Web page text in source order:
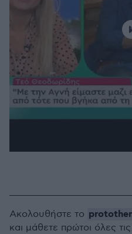
Ακολουθήστε το
και μάθετε πρώτοι όλες τις